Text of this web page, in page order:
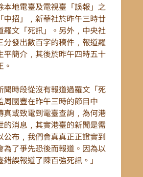
本地電臺及電視臺「誤報」之
中招」﹐新華社於昨午三時廿
羅文「死訊」。另外﹐中央社
分發出數百字的稿件﹐報道羅
平簡介﹐其後於昨午四時五十
聞時段從沒有報道過羅文「死
周國豐在昨午三時的節目中
真或致電到電臺查詢﹐為何港
的消息﹐其實港臺的新聞是需
公布﹐我們會真真正正證實到
為了爭先恐後而報道。因為以
誤報道了陳百強死訊。」